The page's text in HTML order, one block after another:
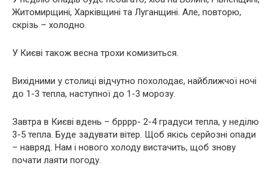
Житомирщині, Харківщині та Луганщині. Але, повторю,
скрізь – холодно.
У Києві також весна трохи комизиться.
Вихідними у столиці відчутно похолодає, найближчої ночі
до 1-3 тепла, наступної до 1-3 морозу.
Завтра в Києві вдень – брррр- 2-4 градуси тепла, у неділю
3-5 тепла. Буде задувати вітер. Щоб якісь серйозні опади
– навряд. Нам і нового холоду вистачить, щоб знову
почати лаяти погоду.